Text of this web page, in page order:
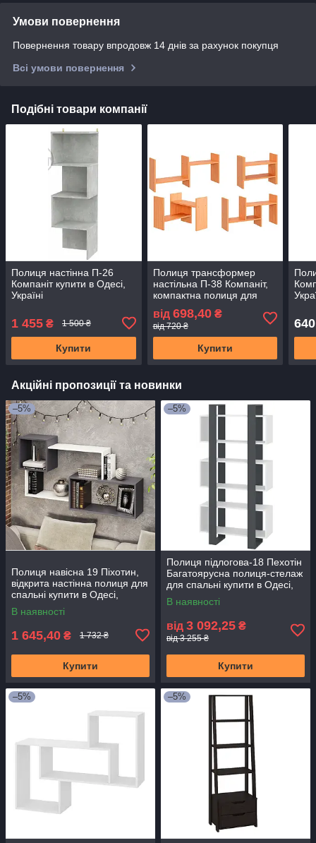
Умови повернення
Повернення товару впродовж 14 днів за рахунок покупця
Всі умови повернення
Подібні товари компанії
Полиця настінна П-26
Компаніт купити в Одесі,
Україні
1 455 ₴ 1 500 ₴
Купити
Полиця трансформер
настільна П-38 Компаніт,
компактна полиця для
Україні
від 698,40₴
від 720 ₴
Купити
640
Акційні пропозиції та новинки
–5%
Полиця навісна 19 Піхотин,
відкрита настінна полиця для
спальні купити в Одесі,
Україні
В наявності
1 645,40 ₴ 1 732 ₴
Купити
–5%
Полиця підлогова-18 Пехотін
Багатоярусна полиця-стелаж
для спальні купити в Одесі,
Україні
В наявності
від 3 092,25 ₴
від 3 255 ₴
Купити
–5% –5%